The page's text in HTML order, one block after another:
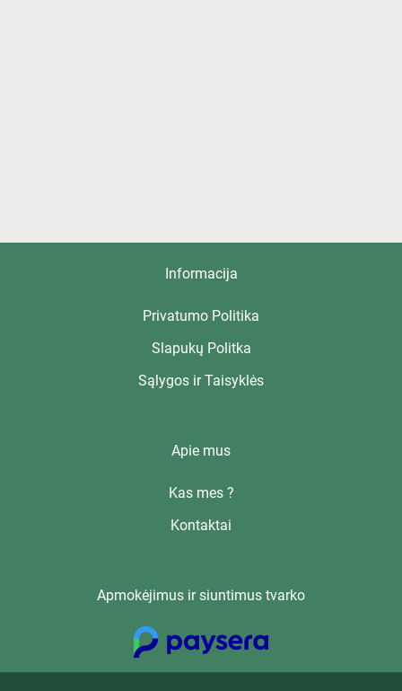
Informacija
Privatumo Politika
Slapukų Politka
Sąlygos ir Taisyklės
Apie mus
Kas mes ?
Kontaktai
Apmokėjimus ir siuntimus tvarko